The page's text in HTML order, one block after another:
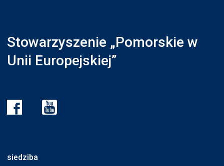
Stowarzyszenie „Pomorskie w
Unii Europejskiej”
siedziba